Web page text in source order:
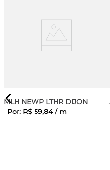
MLH NEWP LTHR DIJON
Por: R$ 59,84 / m